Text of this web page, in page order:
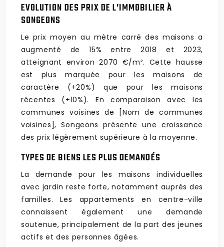
EVOLUTION DES PRIX DE L’IMMOBILIER À
SONGEONS
Le prix moyen au mètre carré des maisons a
augmenté de 15% entre 2018 et 2023,
atteignant environ 2070 €/m². Cette hausse
est plus marquée pour les maisons de
caractère (+20%) que pour les maisons
récentes (+10%). En comparaison avec les
communes voisines de [Nom de communes
voisines], Songeons présente une croissance
des prix légèrement supérieure à la moyenne.
TYPES DE BIENS LES PLUS DEMANDÉS
La demande pour les maisons individuelles
avec jardin reste forte, notamment auprès des
familles. Les appartements en centre-ville
connaissent également une demande
soutenue, principalement de la part des jeunes
actifs et des personnes âgées.